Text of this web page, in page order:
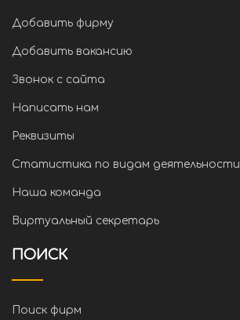
Добавить фирму
Добавить вакансию
Звонок с сайта
Написать нам
Реквизиты
Статистика по видам деятельности
Наша команда
Виртуальный секретарь
ПОИСК
Поиск фирм